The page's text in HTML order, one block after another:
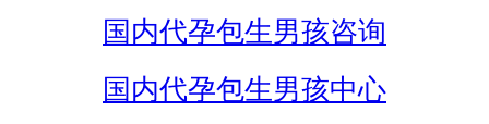
国内代孕包生男孩咨询
国内代孕包生男孩中心